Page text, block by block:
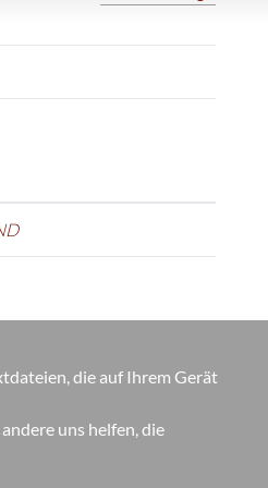
die auf Ihrem Gerät
uns helfen, die